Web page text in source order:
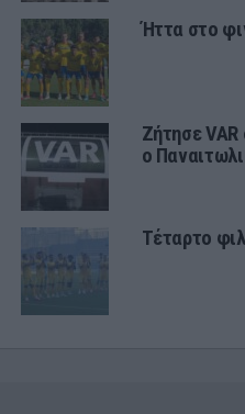
Ήττα στο
Ζήτησε
ο
Τέταρτο